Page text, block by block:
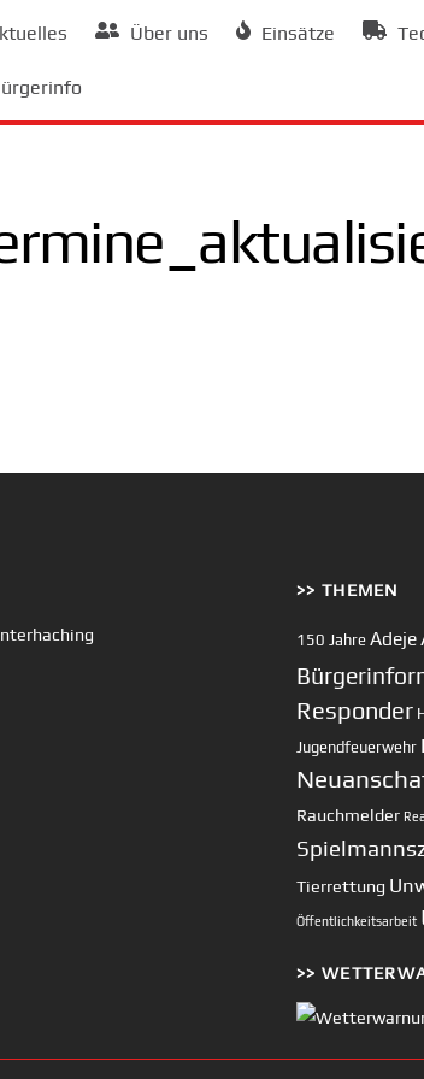
Über uns Einsätze
>> THEMEN
150 Jahre Adeje
Responder
Jugendfeuerwehr
Rauchmelder
Tierrettung
Öffentlichkeitsarbeit
>>